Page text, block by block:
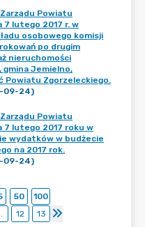
Powiatu
7 lutego 2017 r. w
osobowego komisji
po drugim
nieruchomości
gmina Jemielno,
Powiatu Zgorzeleckiego.
09-24)
Powiatu
7 lutego 2017 roku w
wydatków w budżecie
na 2017 rok.
09-24)
50
100
12 13